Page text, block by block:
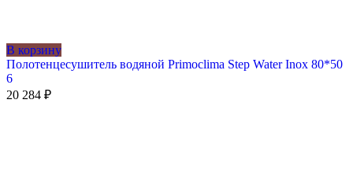
В корзину
Полотенцесушитель водяной Primoclima Step Water Inox 80*50
6
20 284 ₽